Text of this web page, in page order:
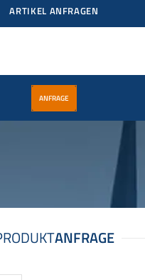
ARTIKEL ANFRAGEN
ANFRAGE